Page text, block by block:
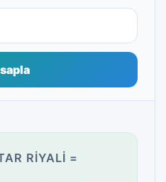
RIYALI =